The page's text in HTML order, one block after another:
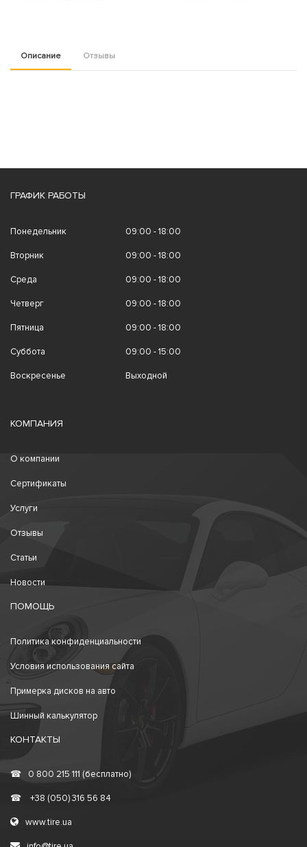
Описание Отзывы
ГРАФИК РАБОТЫ
Понедельник 09:00 - 18:00
Вторник 09:00 - 18:00
Среда 09:00 - 18:00
Четверг 09:00 - 18:00
Пятница 09:00 - 18:00
Суббота 09:00 - 15:00
Воскресенье Выходной
КОМПАНИЯ
О компании
Сертификаты
Услуги
Отзывы
Статьи
Новости
ПОМОЩЬ
Политика конфиденциальности
Условия использования сайта
Примерка дисков на авто
Шинный калькулятор
КОНТАКТЫ
☎ 0 800 215 111 (бесплатно)
☎ +38 (050) 316 56 84
www.tire.ua